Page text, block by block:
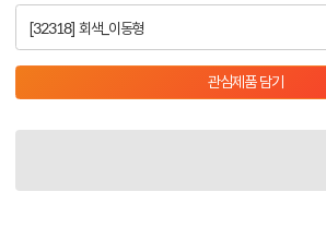
[32318] 회색_이동형
관심제품 담기